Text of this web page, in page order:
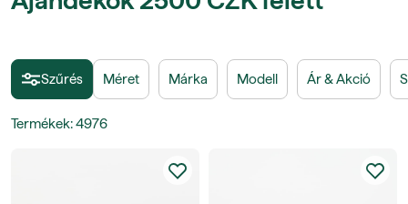
Szűrés Méret Márka Modell Ár & Akció
Termékek:4976